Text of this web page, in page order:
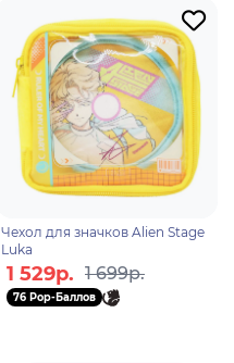
Чехол для значков Alien Stage
Luka
1 529р. 1 699р.
76 Pop-Баллов